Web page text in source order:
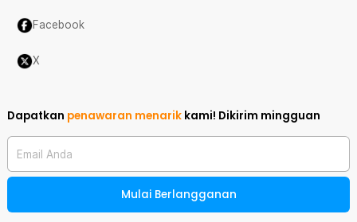
Facebook
X
Dapatkan penawaran menarik kami! Dikirim mingguan
Email Anda
Mulai Berlangganan